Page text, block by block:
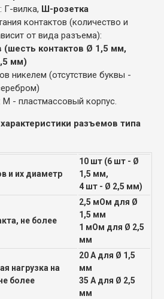
Г-вилка, Ш-розетка
контактов (количество и
от вида разъема):
(шесть контактов Ø 1,5 мм,
мм)
никелем (отсутствие буквы -
- пластмассовый корпус.
разъемов типа
и их диаметр
10 шт (6 шт - Ø
1,5 мм,
4 шт - Ø 2,5 мм)
не более
2,5 мОм для Ø
1,5 мм
1 мОм для Ø 2,5
мм
нагрузка на
более
20 А для Ø 1,5
мм
35 А для Ø 2,5
мм